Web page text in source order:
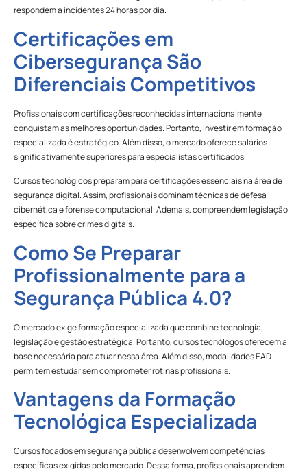
respondem a incidentes 24 horas por dia.
Certificações em
Cibersegurança São
Diferenciais Competitivos
Profissionais com certificações reconhecidas internacionalmente
conquistam as melhores oportunidades. Portanto, investir em formação
especializada é estratégico. Além disso, o mercado oferece salários
significativamente superiores para especialistas certificados.
Cursos tecnológicos preparam para certificações essenciais na área de
segurança digital. Assim, profissionais dominam técnicas de defesa
cibernética e forense computacional. Ademais, compreendem legislação
específica sobre crimes digitais.
Como Se Preparar
Profissionalmente para a
Segurança Pública 4.0?
O mercado exige formação especializada que combine tecnologia,
legislação e gestão estratégica. Portanto, cursos tecnólogos oferecem a
base necessária para atuar nessa área. Além disso, modalidades EAD
permitem estudar sem comprometer rotinas profissionais.
Vantagens da Formação
Tecnológica Especializada
Cursos focados em segurança pública desenvolvem competências
específicas exigidas pelo mercado. Dessa forma, profissionais aprendem